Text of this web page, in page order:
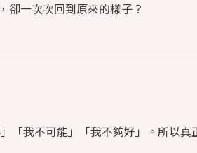
卻一次次回到原來的樣子？
「我不可能」「我不夠好」。所以